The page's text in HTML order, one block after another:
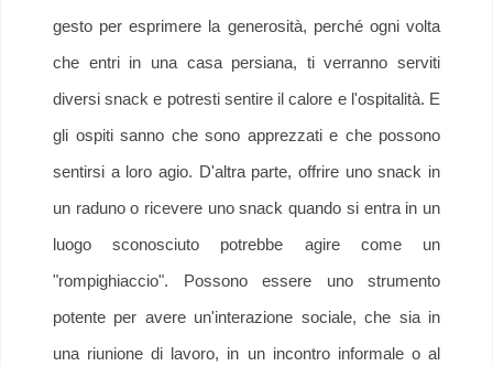
gesto per esprimere la generosità, perché ogni volta
che entri in una casa persiana, ti verranno serviti
diversi snack e potresti sentire il calore e l'ospitalità. E
gli ospiti sanno che sono apprezzati e che possono
sentirsi a loro agio. D'altra parte, offrire uno snack in
un raduno o ricevere uno snack quando si entra in un
luogo sconosciuto potrebbe agire come un
"rompighiaccio". Possono essere uno strumento
potente per avere un'interazione sociale, che sia in
una riunione di lavoro, in un incontro informale o al